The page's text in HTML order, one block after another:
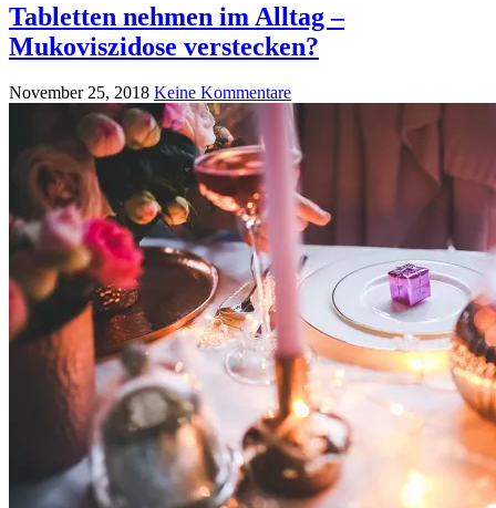
Tabletten nehmen im Alltag –
Mukoviszidose verstecken?
November 25, 2018 Keine Kommentare